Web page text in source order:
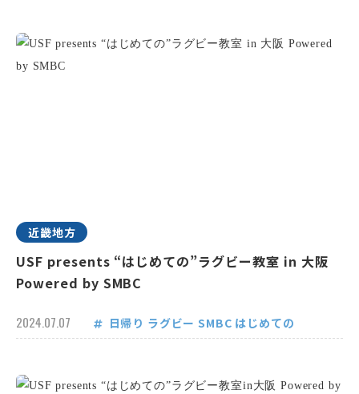
近畿地方
USF presents “はじめての”ラグビー教室 in 大阪
Powered by SMBC
2024.07.07 日帰り ラグビー SMBC はじめての